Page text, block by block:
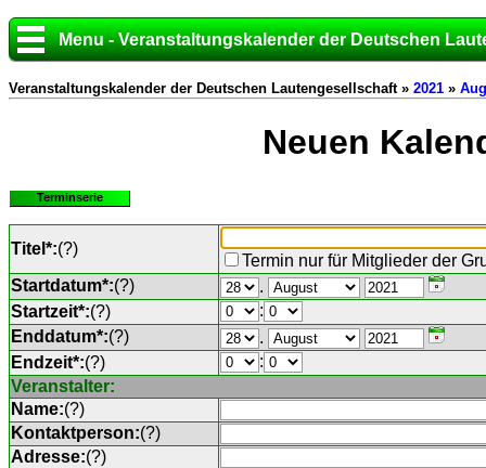
Menu - Veranstaltungskalender der Deutschen
Veranstaltungskalender der Deutschen Lautengesellschaft » 2021 »
Neuen
Terminserie
Titel*:(?)
Termin nur für Mitglieder der
Startdatum*:(?)
.
Startzeit*:(?)
:
Enddatum*:(?)
.
Endzeit*:(?)
:
Veranstalter:
Name:(?)
Kontaktperson:(?)
Adresse:(?)